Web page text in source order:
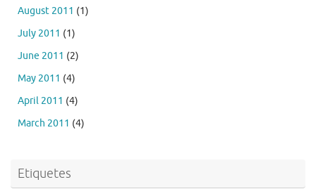
August 2011 (1)
July 2011 (1)
June 2011 (2)
May 2011 (4)
April 2011 (4)
March 2011 (4)
Etiquetes